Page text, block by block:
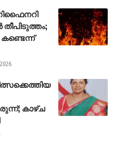
കാഴ്ച